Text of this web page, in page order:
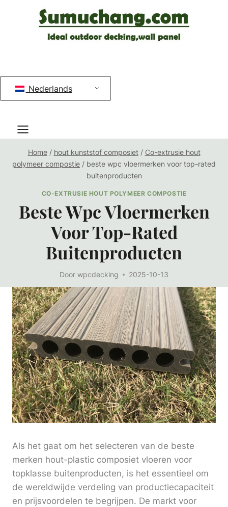
Nederlands
Home / hout kunststof composiet / Co-extrusie hout
polymeer compostie / beste wpc vloermerken voor top-rated
buitenproducten
CO-EXTRUSIE HOUT POLYMEER COMPOSTIE
Beste Wpc Vloermerken
Voor Top-Rated
Buitenproducten
Door wpcdecking 2025-10-13
Als het gaat om het selecteren van de beste
merken hout-plastic composiet vloeren voor
topklasse buitenproducten, is het essentieel om
de wereldwijde verdeling van productiecapaciteit
en prijsvoordelen te begrijpen. De markt voor